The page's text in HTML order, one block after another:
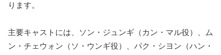
ります。
主要キャストには、ソン・ジュンギ（カン・マル役）、ム
ン・チェウォン（ソ・ウンギ役）、パク・シヨン（ハン・